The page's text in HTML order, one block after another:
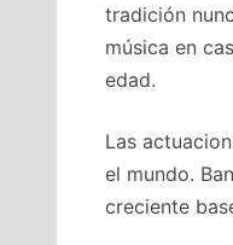
tradición
música en
edad.
Las
el mundo.
creciente